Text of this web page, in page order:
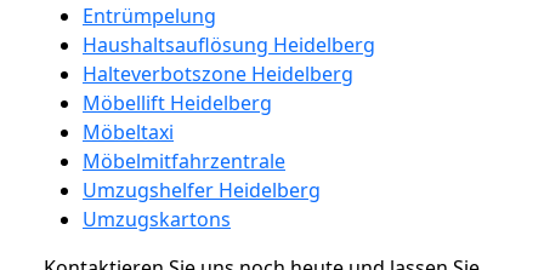
Entrümpelung
Haushaltsauflösung Heidelberg
Halteverbotszone Heidelberg
Möbellift Heidelberg
Möbeltaxi
Möbelmitfahrzentrale
Umzugshelfer Heidelberg
Umzugskartons